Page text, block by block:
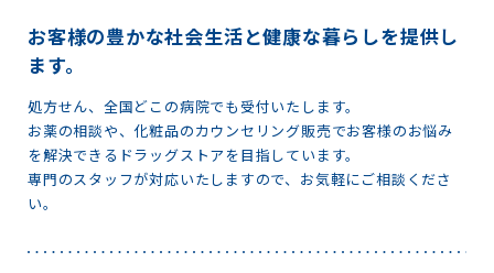
お客様の豊かな社会生活と健康な暮らしを提供し
ます。
処方せん、全国どこの病院でも受付いたします。
お薬の相談や、化粧品のカウンセリング販売でお客様のお悩み
を解決できるドラッグストアを目指しています。
専門のスタッフが対応いたしますので、お気軽にご相談くださ
い。